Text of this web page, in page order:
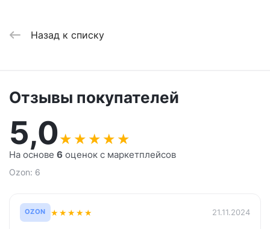
Назад к списку
Отзывы покупателей
5,0★ ★ ★ ★ ★
На основе 6 оценок с маркетплейсов
Ozon: 6
OZON ★★★★★ 21.11.2024